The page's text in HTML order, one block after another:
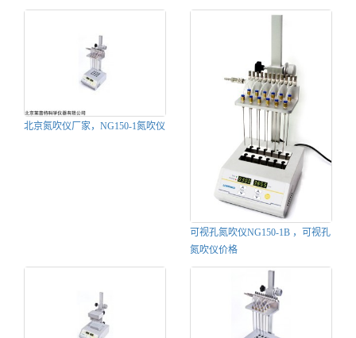
北京氮吹仪厂家，NG150-1氮吹仪
可视孔氮吹仪NG150-1B ，可视孔
氮吹仪价格